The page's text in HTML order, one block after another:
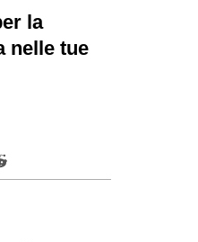
la
nelle tue